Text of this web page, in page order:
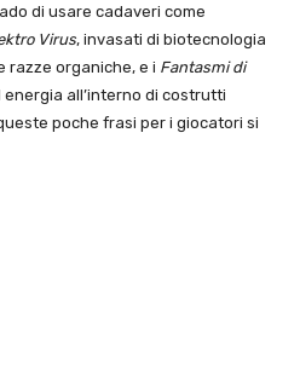
di usare cadaveri come
Virus, invasati di biotecnologia
razze organiche, e i Fantasmi di
energia all’interno di costrutti
poche frasi per i giocatori si